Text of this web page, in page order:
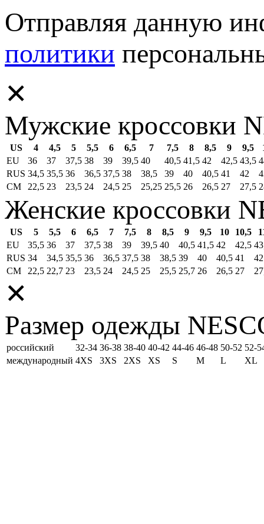
Отправляя данную
политики
✕
Мужские кроссовки
US 4 4,5 5 5,5 6 6,5 7 7,5 8 8,5 9 9,5
EU
36 37 37,5 38 39 39,5 40 40,5 41,5 42 42,5 43,5
RUS 34,5 35,5 36 36,5 37,5 38 38,5 39 40 40,5 41 42
СМ
22,5 23 23,5 24 24,5 25 25,25 25,5 26 26,5 27 27,5
Женские кроссовки
US 5 5,5 6 6,5 7 7,5 8 8,5 9 9,5 10 10,5
EU
35,5 36 37 37,5 38 39 39,5 40 40,5 41,5 42 42,5
RUS 34 34,5 35,5 36 36,5 37,5 38 38,5 39 40 40,5 41
42
СМ
22,5 22,7 23 23,5 24 24,5 25 25,5 25,7 26 26,5 27
✕
Размер одежды
российский 32-34 36-38 38-40 40-42 44-46 46-48 50-52 52-
международный 4XS 3XS 2XS XS S M L XL